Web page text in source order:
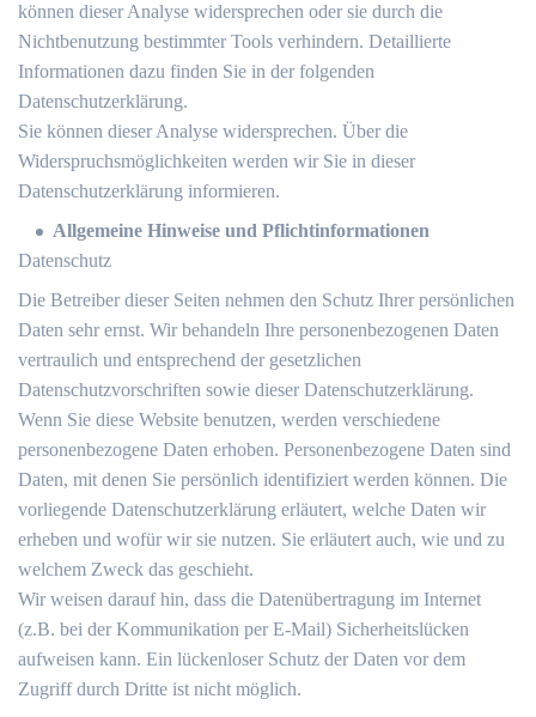
können dieser Analyse widersprechen oder sie durch die
Nichtbenutzung bestimmter Tools verhindern. Detaillierte
Informationen dazu finden Sie in der folgenden
Datenschutzerklärung.
Sie können dieser Analyse widersprechen. Über die
Widerspruchsmöglichkeiten werden wir Sie in dieser
Datenschutzerklärung informieren.
Allgemeine Hinweise und Pflichtinformationen
Datenschutz
Die Betreiber dieser Seiten nehmen den Schutz Ihrer persönlichen
Daten sehr ernst. Wir behandeln Ihre personenbezogenen Daten
vertraulich und entsprechend der gesetzlichen
Datenschutzvorschriften sowie dieser Datenschutzerklärung.
Wenn Sie diese Website benutzen, werden verschiedene
personenbezogene Daten erhoben. Personenbezogene Daten sind
Daten, mit denen Sie persönlich identifiziert werden können. Die
vorliegende Datenschutzerklärung erläutert, welche Daten wir
erheben und wofür wir sie nutzen. Sie erläutert auch, wie und zu
welchem Zweck das geschieht.
Wir weisen darauf hin, dass die Datenübertragung im Internet
(z.B. bei der Kommunikation per E-Mail) Sicherheitslücken
aufweisen kann. Ein lückenloser Schutz der Daten vor dem
Zugriff durch Dritte ist nicht möglich.